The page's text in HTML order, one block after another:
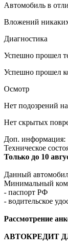
Автомобиль в
Вложений
Диагностика
Успешно прошел
Успешно прошел
Осмотр
Нет подозрений
Нет скрытых
Доп. информация:
Техническое
Только до 10
Данный
Минимальный
- паспорт РФ
- водительское
Рассмотрение
АВТОКРЕДИТ